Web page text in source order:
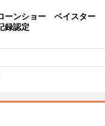
ーンショー ベイスター
録認定